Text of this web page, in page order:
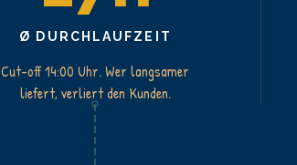
Ø DURCHLAUFZEIT
Cut-off 14:00 Uhr. Wer langsamer
liefert, verliert den Kunden.